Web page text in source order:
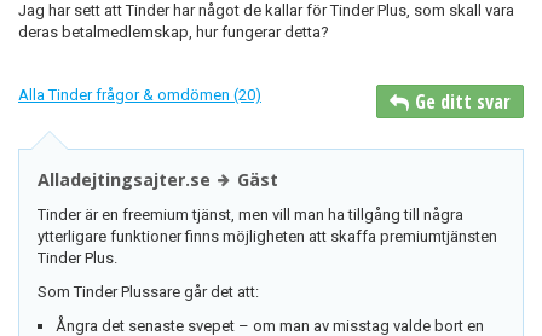
Jag har sett att Tinder har något de kallar för Tinder Plus, som skall vara
deras betalmedlemskap, hur fungerar detta?
Alla Tinder frågor & omdömen (20) Ge ditt svar
Alladejtingsajter.se Gäst
Tinder är en freemium tjänst, men vill man ha tillgång till några
ytterligare funktioner finns möjligheten att skaffa premiumtjänsten
Tinder Plus.
Som Tinder Plussare går det att:
Ångra det senaste svepet – om man av misstag valde bort en